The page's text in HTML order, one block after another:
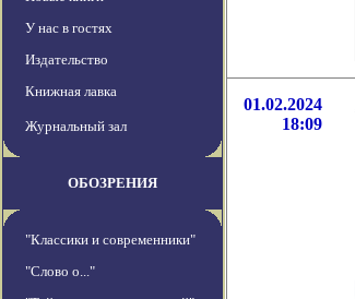
У нас в гостях
Издательство
Книжная лавка
Журнальный зал
ОБОЗРЕНИЯ
"Классики и современники"
"Слово о..."
01.02.2024
18:09